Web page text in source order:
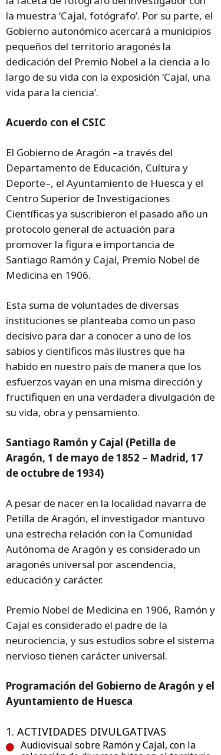
la muestra ‘Cajal, fotógrafo’. Por su parte, el
Gobierno autonómico acercará a municipios
pequeños del territorio aragonés la
dedicación del Premio Nobel a la ciencia a lo
largo de su vida con la exposición ‘Cajal, una
vida para la ciencia’.
Acuerdo con el CSIC
El Gobierno de Aragón –a través del
Departamento de Educación, Cultura y
Deporte–, el Ayuntamiento de Huesca y el
Centro Superior de Investigaciones
Científicas ya suscribieron el pasado año un
protocolo general de actuación para
promover la figura e importancia de
Santiago Ramón y Cajal, Premio Nobel de
Medicina en 1906.
Esta suma de voluntades de diversas
instituciones se planteaba como un paso
decisivo para dar a conocer a uno de los
sabios y científicos más ilustres que ha
habido en nuestro país de manera que los
esfuerzos vayan en una misma dirección y
fructifiquen en una verdadera divulgación de
su vida, obra y pensamiento.
Santiago Ramón y Cajal (Petilla de
Aragón, 1 de mayo de 1852 – Madrid, 17
de octubre de 1934)
A pesar de nacer en la localidad navarra de
Petilla de Aragón, el investigador mantuvo
una estrecha relación con la Comunidad
Autónoma de Aragón y es considerado un
aragonés universal por ascendencia,
educación y carácter.
Premio Nobel de Medicina en 1906, Ramón y
Cajal es considerado el padre de la
neurociencia, y sus estudios sobre el sistema
nervioso tienen carácter universal.
Programación del Gobierno de Aragón y el
Ayuntamiento de Huesca
1. ACTIVIDADES DIVULGATIVAS
Audiovisual sobre Ramón y Cajal, con la